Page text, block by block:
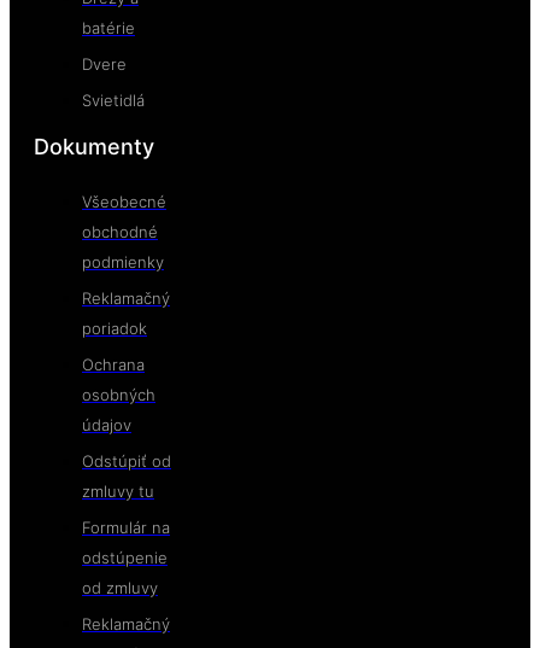
batérie
Dvere
Svietidlá
Dokumenty
Všeobecné
obchodné
podmienky
Reklamačný
poriadok
Ochrana
osobných
údajov
Odstúpiť od
zmluvy tu
Formulár na
odstúpenie
od zmluvy
Reklamačný